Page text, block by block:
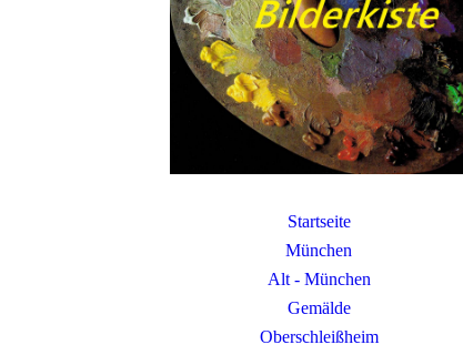
Startseite
München
Alt - München
Gemälde
Oberschleißheim